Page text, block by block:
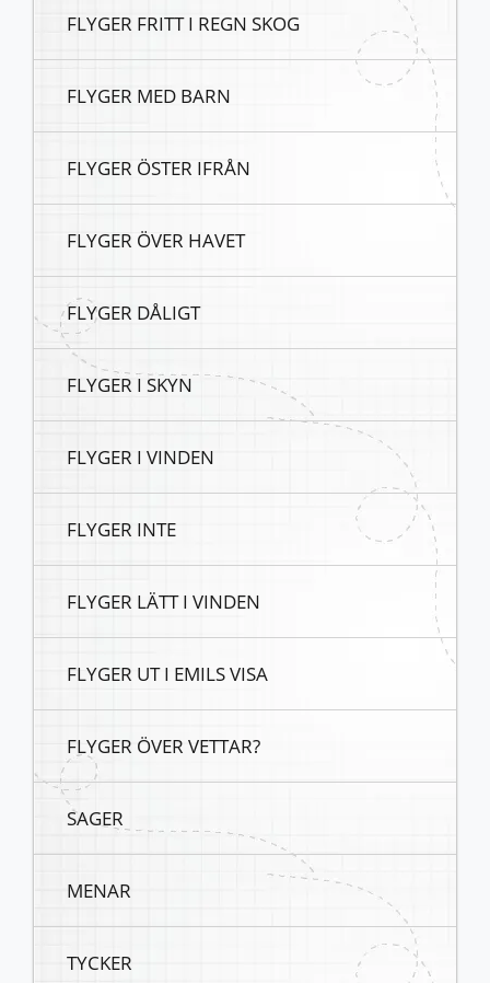
FLYGER FRITT I REGN SKOG
FLYGER MED BARN
FLYGER ÖSTER IFRÅN
FLYGER ÖVER HAVET
FLYGER DÅLIGT
FLYGER I SKYN
FLYGER I VINDEN
FLYGER INTE
FLYGER LÄTT I VINDEN
FLYGER UT I EMILS VISA
FLYGER ÖVER VETTAR?
SAGER
MENAR
TYCKER